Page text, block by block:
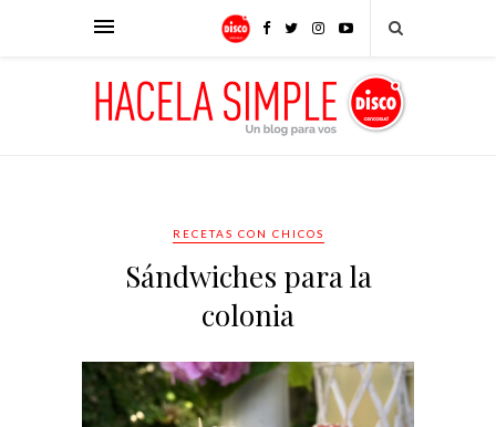
RECETAS CON CHICOS
Sándwiches para la
colonia